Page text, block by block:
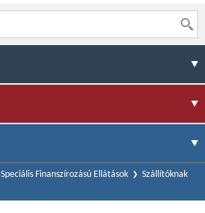
Speciális Finanszírozású Ellátások
Szállítóknak